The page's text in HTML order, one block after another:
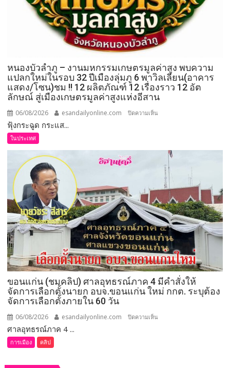
ให้
เกิด
ความ
ปลอดภัย
ป้องกัน
อุบัติเหตุ
หรือ
เหตุ
หนองบัวลำภู – งานมหกรรมเกษตรมูลค่าสูง พบความ
แปลกใหม่ในรอบ 32 ปีเมืองลุ่มภู 6 พาวิลเลียน(อาคาร
แสดง/โซน)ชม !! 12 ผลิตภัณฑ์ 12 เรื่องราว 12 อัต
ลักษณ์ สู่เมืองเกษตรมูลค่าสูงแห่งอีสาน
06/08/2026 esandailyonline.com ปิดความเห็น
มหกรรม
เกษตร
มูลค่า
สูง
พบ
ความ
แปลก
ใหม่
ใน
รอบ
32
ปี
เมือง
ฟุ้งกระฉูด กระแส...
ในประเทศ
ขอนแก่น (ชมคลิป) ศาลอุทธรณ์ภาค 4 มีคำสั่งให้
จัดการเลือกตั้งนายก อบจ.ขอนแก่น ใหม่ กกต. ระบุต้อง
จัดการเลือกตั้งภายใน 60 วัน
06/08/2026 esandailyonline.com ปิดความเห็น
ศาลอุทธรณ์ภาค 4 ...
การเมือง คลิป